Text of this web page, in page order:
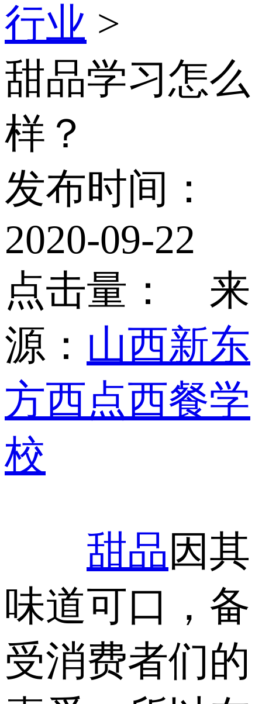
行业 >
甜品学习怎么
样？
发布时间：
2020-09-22
点击量：
来
源： 山西新东
方西点西餐学
校
甜品 因其
味道可口，备
受消费者们的